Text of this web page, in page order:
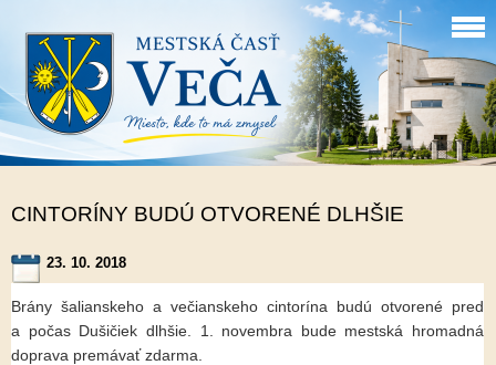
CINTORÍNY BUDÚ OTVORENÉ DLHŠIE
23. 10. 2018
Brány šalianskeho a večianskeho cintorína budú otvorené pred
a počas Dušičiek dlhšie. 1. novembra bude mestská hromadná
doprava premávať zdarma.